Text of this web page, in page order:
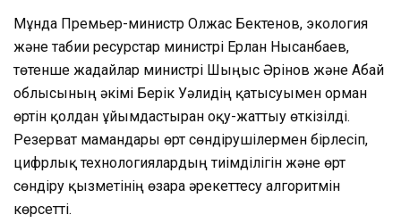
Мұнда Премьер-министр Олжас Бектенов, экология
және табиғи ресурстар министрі Ерлан Нысанбаев,
төтенше жағдайлар министрі Шыңғыс Әрінов және Абай
облысының әкімі Берік Уәлидің қатысуымен орман
өртін қолдан ұйымдастырған оқу-жаттығу өткізілді.
Резерват мамандары өрт сөндірушілермен бірлесіп,
цифрлық технологиялардың тиімділігін және өрт
сөндіру қызметінің өзара әрекеттесу алгоритмін
көрсетті.